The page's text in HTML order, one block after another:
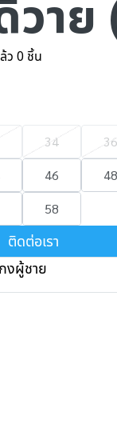
าย
ว 0 ชิ้น
34 36
46 48
58
ติดต่อเรา
งผู้ชาย